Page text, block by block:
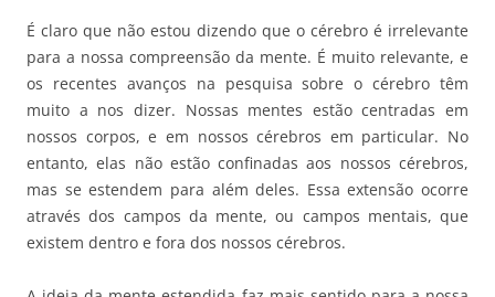
É claro que não estou dizendo que o cérebro é irrelevante
para a nossa compreensão da mente. É muito relevante, e
os recentes avanços na pesquisa sobre o cérebro têm
muito a nos dizer. Nossas mentes estão centradas em
nossos corpos, e em nossos cérebros em particular. No
entanto, elas não estão confinadas aos nossos cérebros,
mas se estendem para além deles. Essa extensão ocorre
através dos campos da mente, ou campos mentais, que
existem dentro e fora dos nossos cérebros.